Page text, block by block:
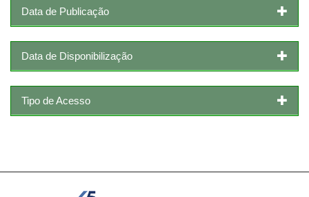
Data de Publicação
Data de Disponibilização
Tipo de Acesso